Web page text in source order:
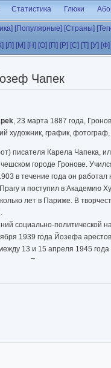
Статистика Глюки
[Популярные] [Страны]
[Л] [М] [Н] [О] [П] [Р] [С] [Т] [У] [Ф]
Чапек
, 23 марта 1887 года,
художник, график,
писателя Карела Чапека,
городе Гронове.
в течение года он
и поступил в Академию
лет в Париже. В
социально-
1939 года Йозефа
13 и 15 апреля 1945
в Праге и многих других